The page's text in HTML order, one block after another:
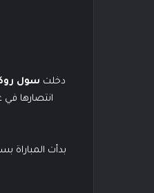
دخلت سول
انتصارها
بدأت المباراة